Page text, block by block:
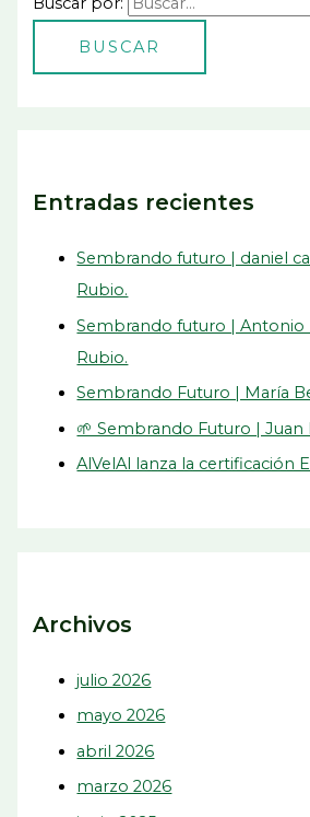
Entradas recientes
Sembrando futuro | daniel
Rubio.
Sembrando futuro | Antonio
Rubio.
Sembrando Futuro | María
🌱 Sembrando Futuro | Juan
AlVelAl lanza la certificación
Archivos
julio 2026
mayo 2026
abril 2026
marzo 2026